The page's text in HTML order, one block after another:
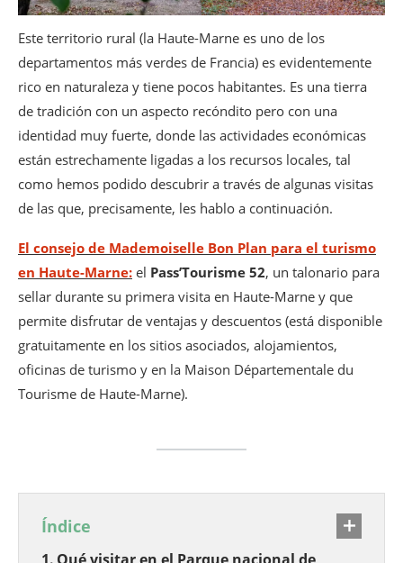
Este territorio rural (la Haute-Marne es uno de los
departamentos más verdes de Francia) es evidentemente
rico en naturaleza y tiene pocos habitantes. Es una tierra
de tradición con un aspecto recóndito pero con una
identidad muy fuerte, donde las actividades económicas
están estrechamente ligadas a los recursos locales, tal
como hemos podido descubrir a través de algunas visitas
de las que, precisamente, les hablo a continuación.
El consejo de Mademoiselle Bon Plan para el turismo
en Haute-Marne: el Pass’Tourisme 52, un talonario para
sellar durante su primera visita en Haute-Marne y que
permite disfrutar de ventajas y descuentos (está disponible
gratuitamente en los sitios asociados, alojamientos,
oficinas de turismo y en la Maison Départementale du
Tourisme de Haute-Marne).
Índice